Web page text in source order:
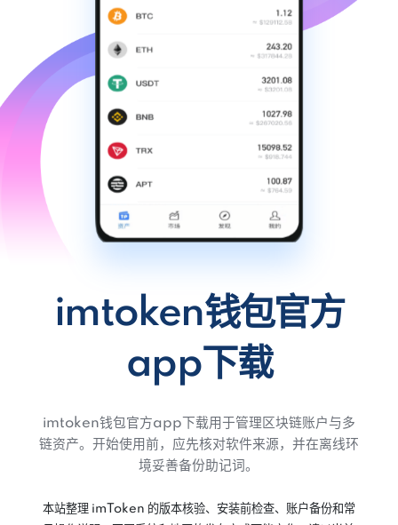
imtoken钱包官方
app下载
imtoken钱包官方app下载用于管理区块链账户与多
链资产。开始使用前，应先核对软件来源，并在离线环
境妥善备份助记词。
本站整理 imToken 的版本核验、安装前检查、账户备份和常